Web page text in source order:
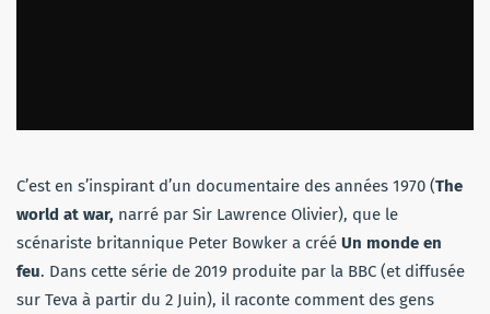
C’est en s’inspirant d’un documentaire des années 1970 (The
world at war, narré par Sir Lawrence Olivier), que le
scénariste britannique Peter Bowker a créé Un monde en
feu. Dans cette série de 2019 produite par la BBC (et diffusée
sur Teva à partir du 2 Juin), il raconte comment des gens